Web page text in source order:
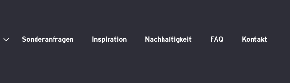
Sonderanfragen Inspiration Nachhaltigkeit FAQ Kontakt